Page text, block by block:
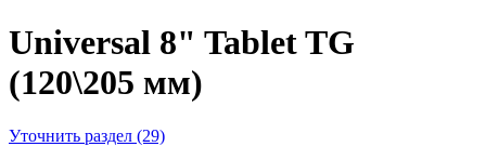
Universal 8" Tablet TG
(120\205 мм)
Уточнить раздел (29)